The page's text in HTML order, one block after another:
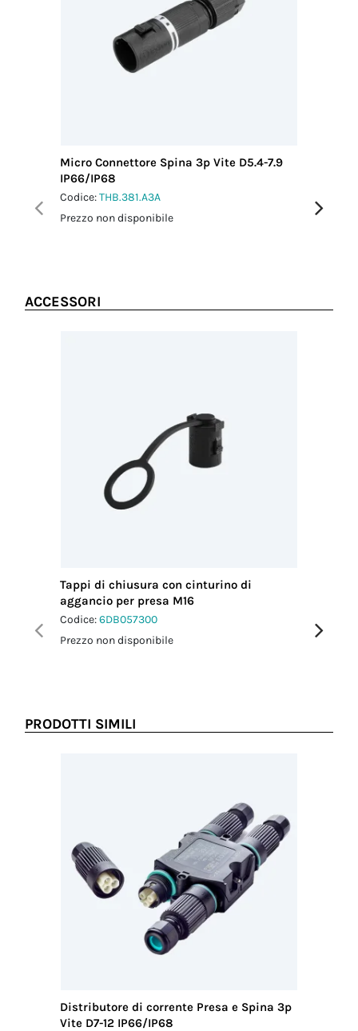
Micro Connettore Spina 3p Vite D5.4-7.9
IP66/IP68
Codice:THB.381.A3A
Prezzo non disponibile
Prezzo
ACCESSORI
Tappi di chiusura con cinturino di
aggancio per presa M16
Codice:6DB057300
Prezzo non disponibile
Prezzo
PRODOTTI SIMILI
Distributore di corrente Presa e Spina 3p
Vite D7-12 IP66/IP68